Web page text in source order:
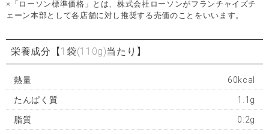
※「ローソン標準価格」とは、株式会社ローソンがフランチャイズチ
ェーン本部として各店舗に対し推奨する売価のことをいいます。
栄養成分 【1袋(110g)当たり】
熱量 60kcal
たんぱく質 1.1g
脂質 0.2g